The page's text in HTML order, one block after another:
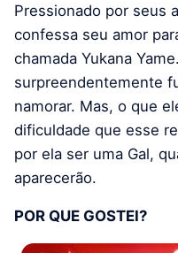
Pressionado por seus
confessa seu amor
chamada Yukana
surpreendentemente
namorar. Mas, o que
dificuldade que esse
por ela ser uma Gal,
aparecerão.
POR QUE GOSTEI?